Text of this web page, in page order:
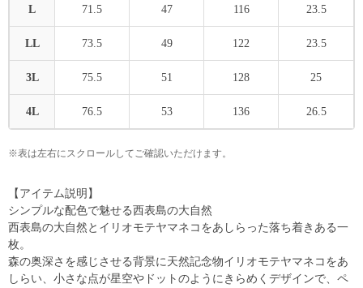
L 71.5 47 116 23.5
LL 73.5 49 122 23.5
3L 75.5 51 128 25
4L 76.5 53 136 26.5
※表は左右にスクロールしてご確認いただけます。
【アイテム説明】
シンプルな配色で魅せる西表島の大自然
西表島の大自然とイリオモテヤマネコをあしらった落ち着きある一
枚。
森の奥深さを感じさせる背景に天然記念物イリオモテヤマネコをあ
しらい、小さな点が星空やドットのようにきらめくデザインで、ペ